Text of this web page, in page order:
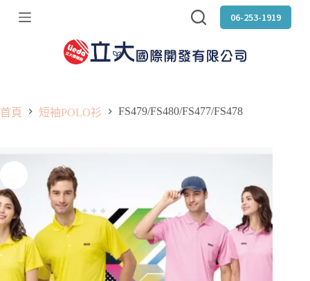
跳
06-253-1919
首頁 短袖POLO衫 FS479/FS480/FS477/FS478